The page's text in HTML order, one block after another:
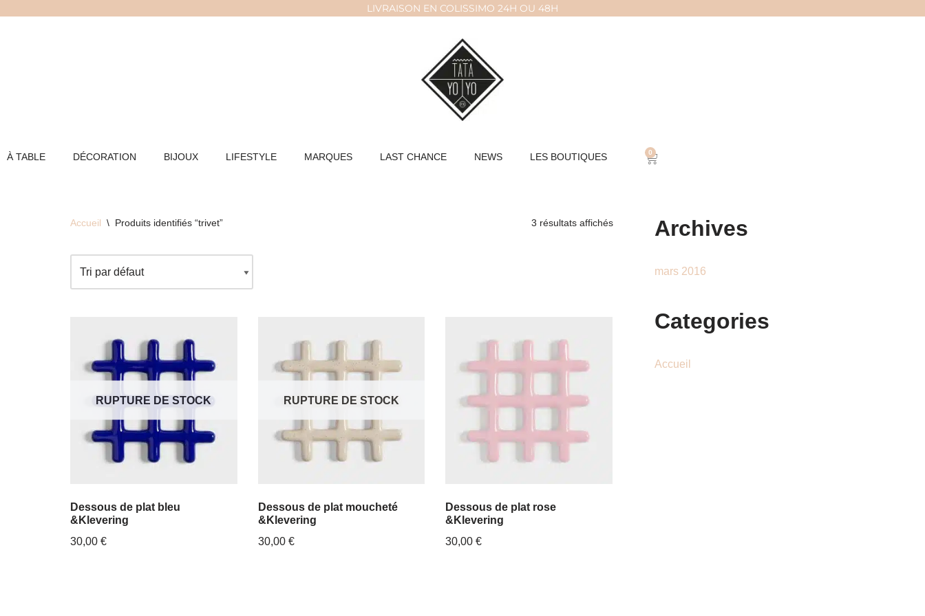
LIVRAISON EN COLISSIMO 24H OU 48H
À TABLE DÉCORATION BIJOUX LIFESTYLE MARQUES LAST CHANCE NEWS LES BOUTIQUES 0
Accueil \ Produits identifiés “trivet” 3 résultats affichés
RUPTURE DE STOCK
Dessous de plat bleu
&Klevering
30,00 €
RUPTURE DE STOCK
Dessous de plat moucheté
&Klevering
30,00 €
Dessous de plat rose
&Klevering
30,00€
Archives
mars 2016
Categories
Accueil